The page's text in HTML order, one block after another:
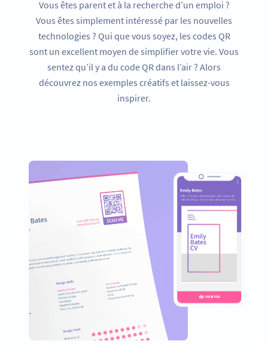
Vous êtes parent et à la recherche d’un emploi ?
Vous êtes simplement intéressé par les nouvelles
technologies ? Qui que vous soyez, les codes QR
sont un excellent moyen de simplifier votre vie. Vous
sentez qu’il y a du code QR dans l’air ? Alors
découvrez nos exemples créatifs et laissez-vous
inspirer.